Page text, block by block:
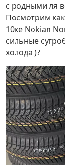
с родными ля
Посмотрим
10ке Nokian
сильные
холода )?